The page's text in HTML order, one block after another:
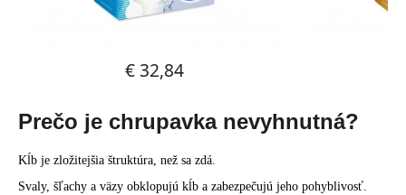
Prečo je chrupavka nevyhnutná?
Kĺb je zložitejšia štruktúra, než sa zdá.
Svaly, šľachy a väzy obklopujú kĺb a zabezpečujú jeho pohyblivosť.